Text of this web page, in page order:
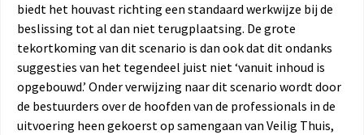
biedt het houvast richting een standaard werkwijze bij de
beslissing tot al dan niet terugplaatsing. De grote
tekortkoming van dit scenario is dan ook dat dit ondanks
suggesties van het tegendeel juist niet ‘vanuit inhoud is
opgebouwd.’ Onder verwijzing naar dit scenario wordt door
de bestuurders over de hoofden van de professionals in de
uitvoering heen gekoerst op samengaan van Veilig Thuis,